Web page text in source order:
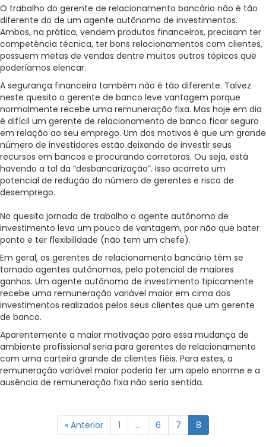
O trabalho do gerente de relacionamento bancário não é tão
diferente do de um agente autônomo de investimentos.
Ambos, na prática, vendem produtos financeiros, precisam ter
competência técnica, ter bons relacionamentos com clientes,
possuem metas de vendas dentre muitos outros tópicos que
poderíamos elencar.
A segurança financeira também não é tão diferente. Talvez
neste quesito o gerente de banco leve vantagem porque
normalmente recebe uma remuneração fixa. Mas hoje em dia
é difícil um gerente de relacionamento de banco ficar seguro
em relação ao seu emprego. Um dos motivos é que um grande
número de investidores estão deixando de investir seus
recursos em bancos e procurando corretoras. Ou seja, está
havendo a tal da “desbancarização”. Isso acarreta um
potencial de redução do número de gerentes e risco de
desemprego.
No quesito jornada de trabalho o agente autônomo de
investimento leva um pouco de vantagem, por não que bater
ponto e ter flexibilidade (não tem um chefe).
Em geral, os gerentes de relacionamento bancário têm se
tornado agentes autônomos, pelo potencial de maiores
ganhos. Um agente autônomo de investimento tipicamente
recebe uma remuneração variável maior em cima dos
investimentos realizados pelos seus clientes que um gerente
de banco.
Aparentemente a maior motivação para essa mudança de
ambiente profissional seria para gerentes de relacionamento
com uma carteira grande de clientes fiéis. Para estes, a
remuneração variável maior poderia ter um apelo enorme e a
ausência de remuneração fixa não seria sentida.
« Anterior 1 … 6 7 8